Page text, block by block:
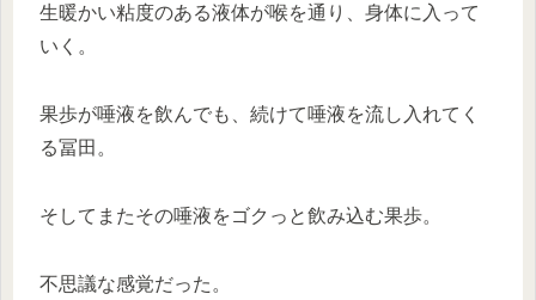
生暖かい粘度のある液体が喉を通り、身体に入って
いく。
果歩が唾液を飲んでも、続けて唾液を流し入れてく
る冨田。
そしてまたその唾液をゴクっと飲み込む果歩。
不思議な感覚だった。